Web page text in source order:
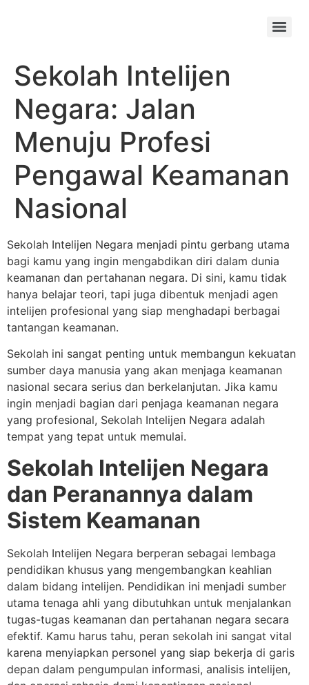
Menu
Sekolah Intelijen
Negara: Jalan
Menuju Profesi
Pengawal Keamanan
Nasional
Sekolah Intelijen Negara menjadi pintu gerbang utama
bagi kamu yang ingin mengabdikan diri dalam dunia
keamanan dan pertahanan negara. Di sini, kamu tidak
hanya belajar teori, tapi juga dibentuk menjadi agen
intelijen profesional yang siap menghadapi berbagai
tantangan keamanan.
Sekolah ini sangat penting untuk membangun kekuatan
sumber daya manusia yang akan menjaga keamanan
nasional secara serius dan berkelanjutan. Jika kamu
ingin menjadi bagian dari penjaga keamanan negara
yang profesional, Sekolah Intelijen Negara adalah
tempat yang tepat untuk memulai.
Sekolah Intelijen Negara
dan Peranannya dalam
Sistem Keamanan
Sekolah Intelijen Negara berperan sebagai lembaga
pendidikan khusus yang mengembangkan keahlian
dalam bidang intelijen. Pendidikan ini menjadi sumber
utama tenaga ahli yang dibutuhkan untuk menjalankan
tugas-tugas keamanan dan pertahanan negara secara
efektif. Kamu harus tahu, peran sekolah ini sangat vital
karena menyiapkan personel yang siap bekerja di garis
depan dalam pengumpulan informasi, analisis intelijen,